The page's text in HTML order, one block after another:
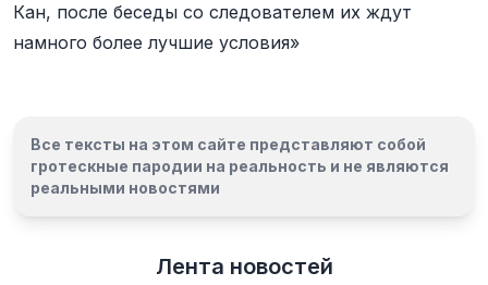
Кан, после беседы со следователем их ждут
намного более лучшие условия»
Все тексты на этом сайте представляют собой
гротескные пародии на реальность и не являются
реальными новостями
Лента новостей